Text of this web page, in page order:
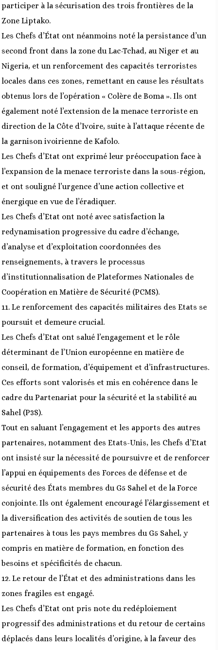
participer à la sécurisation des trois frontières de la
Zone Liptako.
Les Chefs d’État ont néanmoins noté la persistance d’un
second front dans la zone du Lac-Tchad, au Niger et au
Nigeria, et un renforcement des capacités terroristes
locales dans ces zones, remettant en cause les résultats
obtenus lors de l’opération « Colère de Boma ». Ils ont
également noté l’extension de la menace terroriste en
direction de la Côte d’Ivoire, suite à l’attaque récente de
la garnison ivoirienne de Kafolo.
Les Chefs d’Etat ont exprimé leur préoccupation face à
l’expansion de la menace terroriste dans la sous-région,
et ont souligné l’urgence d’une action collective et
énergique en vue de l’éradiquer.
Les Chefs d’Etat ont noté avec satisfaction la
redynamisation progressive du cadre d’échange,
d’analyse et d’exploitation coordonnées des
renseignements, à travers le processus
d’institutionnalisation de Plateformes Nationales de
Coopération en Matière de Sécurité (PCMS).
11. Le renforcement des capacités militaires des Etats se
poursuit et demeure crucial.
Les Chefs d’Etat ont salué l’engagement et le rôle
déterminant de l’Union européenne en matière de
conseil, de formation, d’équipement et d’infrastructures.
Ces efforts sont valorisés et mis en cohérence dans le
cadre du Partenariat pour la sécurité et la stabilité au
Sahel (P3S).
Tout en saluant l’engagement et les apports des autres
partenaires, notamment des Etats-Unis, les Chefs d’Etat
ont insisté sur la nécessité de poursuivre et de renforcer
l’appui en équipements des Forces de défense et de
sécurité des États membres du G5 Sahel et de la Force
conjointe. Ils ont également encouragé l’élargissement et
la diversification des activités de soutien de tous les
partenaires à tous les pays membres du G5 Sahel, y
compris en matière de formation, en fonction des
besoins et spécificités de chacun.
12. Le retour de l’État et des administrations dans les
zones fragiles est engagé.
Les Chefs d’Etat ont pris note du redéploiement
progressif des administrations et du retour de certains
déplacés dans leurs localités d’origine, à la faveur des